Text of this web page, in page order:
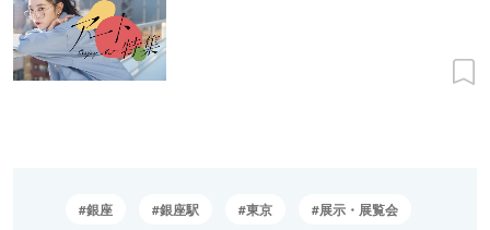
銀座 銀座駅 東京 展示・展覧会